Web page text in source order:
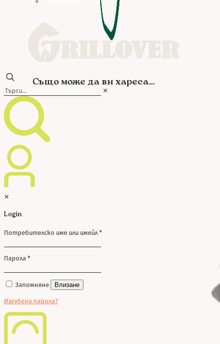
✕
✕
Login
Потребителско име или имейл *
Парола *
Запомняне Влизане
Изгубена парола?
Също може да ви хареса...